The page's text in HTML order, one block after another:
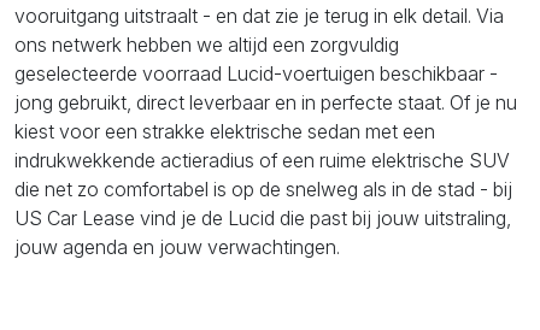
vooruitgang uitstraalt - en dat zie je terug in elk detail. Via
ons netwerk hebben we altijd een zorgvuldig
geselecteerde voorraad Lucid-voertuigen beschikbaar -
jong gebruikt, direct leverbaar en in perfecte staat. Of je nu
kiest voor een strakke elektrische sedan met een
indrukwekkende actieradius of een ruime elektrische SUV
die net zo comfortabel is op de snelweg als in de stad - bij
US Car Lease vind je de Lucid die past bij jouw uitstraling,
jouw agenda en jouw verwachtingen.